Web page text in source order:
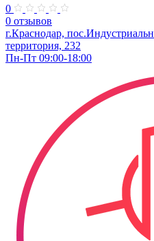
0
0 отзывов
г.Краснодар,
территория, 232
Пн-Пт 09:00-18:00